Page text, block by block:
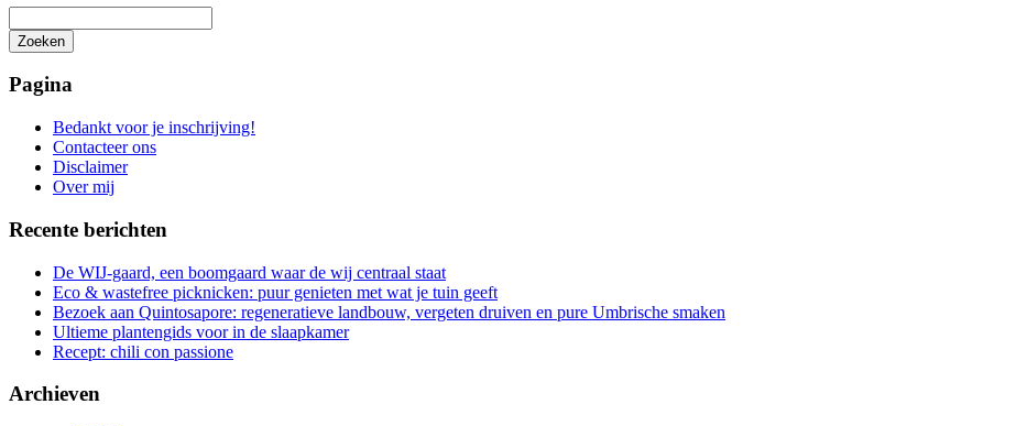
Zoeken
zoeken
Pagina
Bedankt voor je inschrijving!
Contacteer ons
Disclaimer
Over mij
Recente berichten
De WIJ-gaard, een boomgaard waar de wij centraal staat
Eco & wastefree picknicken: puur genieten met wat je tuin geeft
Bezoek aan Quintosapore: regeneratieve landbouw, vergeten druiven en pure Umbrische smaken
Ultieme plantengids voor in de slaapkamer
Recept: chili con passione
Archieven